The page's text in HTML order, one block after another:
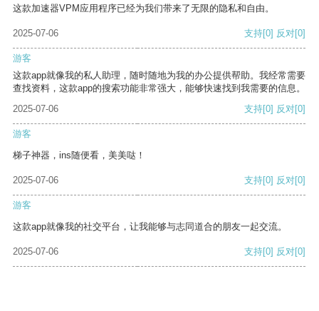
这款加速器VPM应用程序已经为我们带来了无限的隐私和自由。
2025-07-06 支持[0] 反对[0]
游客
这款app就像我的私人助理，随时随地为我的办公提供帮助。我经常需要
查找资料，这款app的搜索功能非常强大，能够快速找到我需要的信息。
2025-07-06
支持[0] 反对[0]
游客
梯子神器，ins随便看，美美哒！
2025-07-06 支持[0] 反对[0]
游客
这款app就像我的社交平台，让我能够与志同道合的朋友一起交流。
2025-07-06 支持[0] 反对[0]